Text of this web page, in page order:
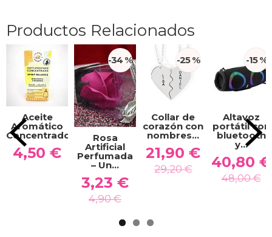
Productos Relacionados
Aceite
Aromático
Concentrado...
4,50 €
-34 %
Rosa
Artificial
Perfumada
– Un...
3,23 €
4,90 €
-25 %
Collar de
corazón con
nombres...
21,90 €
29,20 €
-15 %
Altavoz
portátil con
bluetooth
y...
40,80 €
48,00 €